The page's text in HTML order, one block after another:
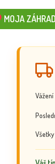
MOJA